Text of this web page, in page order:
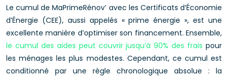
Le cumul de MaPrimeRénov’ avec les Certificats d’Économie
d’Énergie (CEE), aussi appelés « prime énergie », est une
excellente manière d’optimiser son financement. Ensemble,
le cumul des aides peut couvrir jusqu’à 90% des frais pour
les ménages les plus modestes. Cependant, ce cumul est
conditionné par une règle chronologique absolue : la